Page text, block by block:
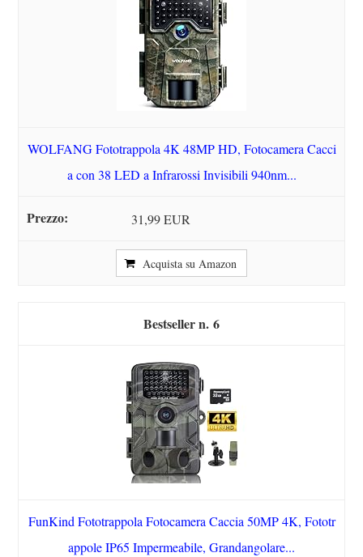
WOLFANG Fototrappola 4K 48MP HD, Fotocamera Cacci
a con 38 LED a Infrarossi Invisibili 940nm...
31,99 EUR
Acquista su Amazon
6
FunKind Fototrappola Fotocamera Caccia 50MP 4K, Fototr
appole IP65 Impermeabile, Grandangolare...